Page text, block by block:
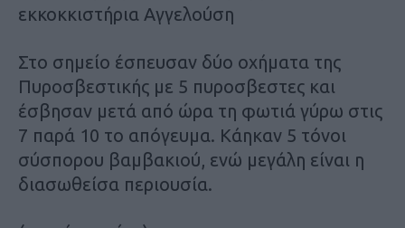
εκκοκκιστήρια Αγγελούση
Στο σημείο έσπευσαν δύο οχήματα της
Πυροσβεστικής με 5 πυροσβεστες και
έσβησαν μετά από ώρα τη φωτιά γύρω στις
7 παρά 10 το απόγευμα. Κάηκαν 5 τόνοι
σύσπορου βαμβακιού, ενώ μεγάλη είναι η
διασωθείσα περιουσία.